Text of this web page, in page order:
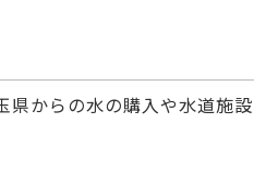
からの水の購入や水道施